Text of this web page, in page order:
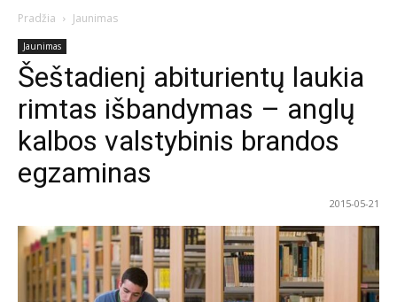
Pradžia Jaunimas
Jaunimas
Šeštadienį abiturientų laukia
rimtas išbandymas – anglų
kalbos valstybinis brandos
egzaminas
2015-05-21